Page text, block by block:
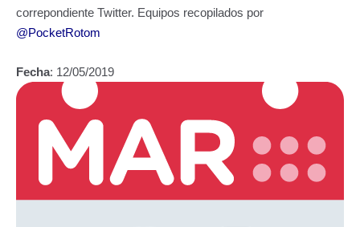
correpondiente Twitter. Equipos recopilados por
@PocketRotom
Fecha: 12/05/2019